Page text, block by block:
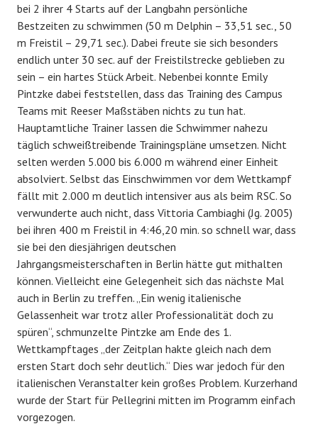
bei 2 ihrer 4 Starts auf der Langbahn persönliche
Bestzeiten zu schwimmen (50 m Delphin – 33,51 sec., 50
m Freistil – 29,71 sec.). Dabei freute sie sich besonders
endlich unter 30 sec. auf der Freistilstrecke geblieben zu
sein – ein hartes Stück Arbeit. Nebenbei konnte Emily
Pintzke dabei feststellen, dass das Training des Campus
Teams mit Reeser Maßstäben nichts zu tun hat.
Hauptamtliche Trainer lassen die Schwimmer nahezu
täglich schweißtreibende Trainingspläne umsetzen. Nicht
selten werden 5.000 bis 6.000 m während einer Einheit
absolviert. Selbst das Einschwimmen vor dem Wettkampf
fällt mit 2.000 m deutlich intensiver aus als beim RSC. So
verwunderte auch nicht, dass Vittoria Cambiaghi (Jg. 2005)
bei ihren 400 m Freistil in 4:46,20 min. so schnell war, dass
sie bei den diesjährigen deutschen
Jahrgangsmeisterschaften in Berlin hätte gut mithalten
können. Vielleicht eine Gelegenheit sich das nächste Mal
auch in Berlin zu treffen. „Ein wenig italienische
Gelassenheit war trotz aller Professionalität doch zu
spüren“, schmunzelte Pintzke am Ende des 1.
Wettkampftages „der Zeitplan hakte gleich nach dem
ersten Start doch sehr deutlich.“ Dies war jedoch für den
italienischen Veranstalter kein großes Problem. Kurzerhand
wurde der Start für Pellegrini mitten im Programm einfach
vorgezogen.